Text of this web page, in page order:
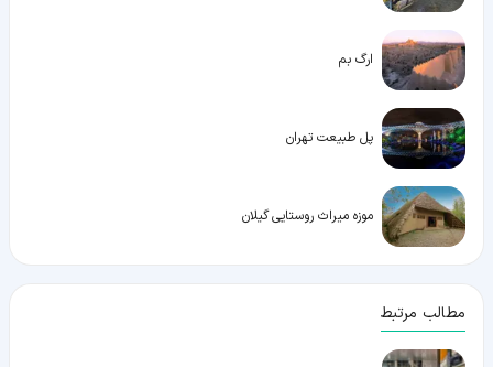
ارگ بم
پل طبیعت تهران
موزه میراث روستایی گیلان
مطالب مرتبط